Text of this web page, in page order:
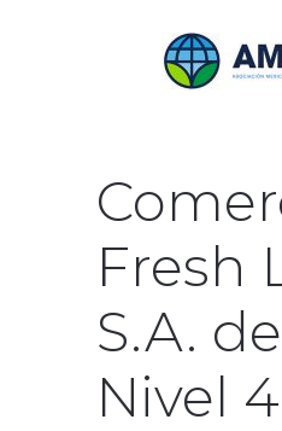
Fresh
S.A.
Nivel 4